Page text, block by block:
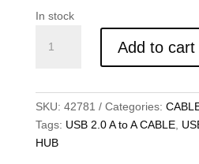
In stock
Extension
Type
A
to
Add to cart
SKU: 42781 Categories:
Tags: USB 2.0 A to A CABLE,
HUB